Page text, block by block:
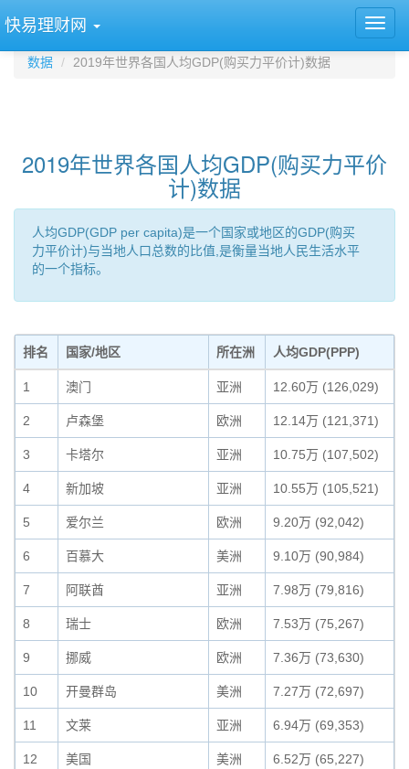
快易理财网
数据 2019年世界各国人均GDP(购买力平价计)数据
2019年世界各国人均GDP(购买力平价
计)数据
人均GDP(GDP per capita)是一个国家或地区的GDP(购买
力平价计)与当地人口总数的比值,是衡量当地人民生活水平
的一个指标。
排名 国家/地区 所在洲 人均GDP(PPP)
1 澳门 亚洲 12.60万 (126,029)
2 卢森堡 欧洲 12.14万 (121,371)
3 卡塔尔 亚洲 10.75万 (107,502)
4 新加坡 亚洲 10.55万 (105,521)
5 爱尔兰 欧洲 9.20万 (92,042)
6 百慕大 美洲 9.10万 (90,984)
7 阿联酋 亚洲 7.98万 (79,816)
8 瑞士 欧洲 7.53万 (75,267)
9 挪威 欧洲 7.36万 (73,630)
10 开曼群岛 美洲 7.27万 (72,697)
11 文莱 亚洲 6.94万 (69,353)
12 美国 美洲 6.52万 (65,227)